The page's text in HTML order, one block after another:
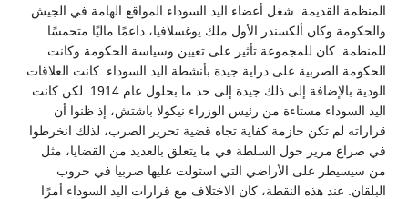
المنظمة القديمة. شغل أعضاء اليد السوداء المواقع الهامة في الجيش
والحكومة وكان ألكسندر الأول ملك يوغسلافيا، داعمًا ماليًا متحمسًا
للمنظمة. كان للمجموعة تأثير على تعيين وسياسة الحكومة وكانت
الحكومة الصربية على دراية جيدة بأنشطة اليد السوداء. كانت العلاقات
الودية بالإضافة إلى ذلك جيدة إلى حد ما بحلول عام 1914. لكن كانت
اليد السوداء مستاءة من رئيس الوزراء نيكولا باشتش، إذ ظنوا أن
قراراته لم تكن حازمة كفاية تجاه قضية تحرير الصرب، لذلك انخرطوا
في صراع مرير حول السلطة في ما يتعلق بالعديد من القضايا، مثل
من سيسيطر على الأراضي التي استولت عليها صربيا في حروب
البلقان. عند هذه النقطة، كان الاختلاف مع قرارات اليد السوداء أمرًا